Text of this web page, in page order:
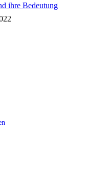
ihre Bedeutung